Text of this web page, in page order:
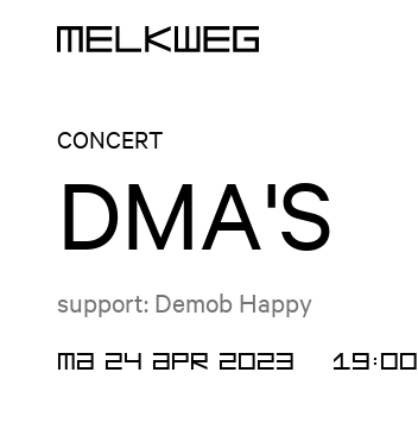
CONCERT
DMA'S
support: Demob Happy
MA 24 APR 2023 19:00